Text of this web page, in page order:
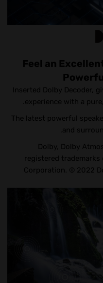
Feel an
Inserted Dolby Decoder,
experience with a
The latest powerful
and
*Dolby, Dolby
registered trademarks
Corporation. © 2022